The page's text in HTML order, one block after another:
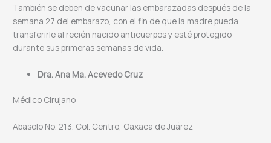
También se deben de vacunar las embarazadas después de la
semana 27 del embarazo, con el fin de que la madre pueda
transferirle al recién nacido anticuerpos y esté protegido
durante sus primeras semanas de vida.
Dra. Ana Ma. Acevedo Cruz
Médico Cirujano
Abasolo No. 213. Col. Centro, Oaxaca de Juárez